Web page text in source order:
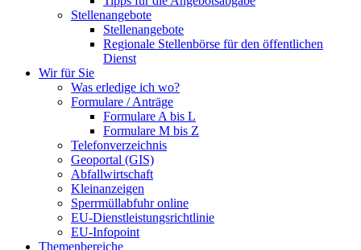
Stellenangebote
Stellenangebote
Regionale Stellenbörse für den öffentlichen
Dienst
Wir für Sie
Was erledige ich wo?
Formulare / Anträge
Formulare A bis L
Formulare M bis Z
Telefonverzeichnis
Geoportal (GIS)
Abfallwirtschaft
Kleinanzeigen
Sperrmüllabfuhr online
EU-Dienstleistungsrichtlinie
EU-Infopoint
Themenbereiche